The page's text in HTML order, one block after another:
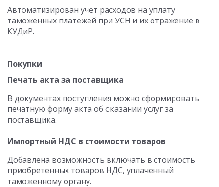
Автоматизирован учет расходов на уплату
таможенных платежей при УСН и их отражение в
КУДиР.
Покупки
Печать акта за поставщика
В документах поступления можно сформировать
печатную форму акта об оказании услуг за
поставщика.
Импортный НДС в стоимости товаров
Добавлена возможность включать в стоимость
приобретенных товаров НДС, уплаченный
таможенному органу.